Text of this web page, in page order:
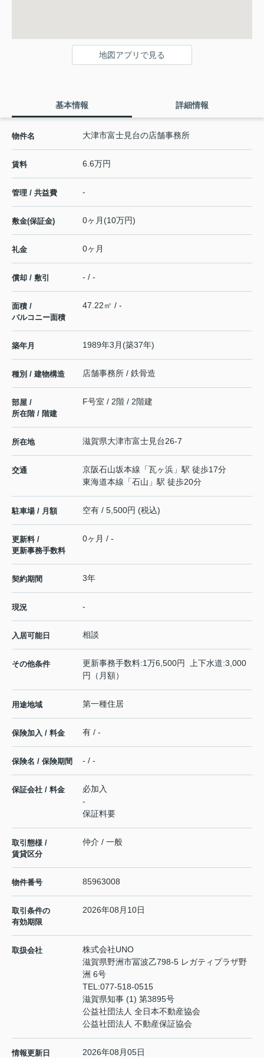
地図アプリで見る
基本情報 詳細情報
物件名 大津市富士見台の店舗事務所
賃料 6.6万円
管理 / 共益費 -
敷金(保証金) 0ヶ月(10万円)
礼金 0ヶ月
償却 / 敷引 - / -
面積 /
バルコニー面積
47.22㎡ / -
築年月 1989年3月(築37年)
種別 / 建物構造 店舗事務所 / 鉄骨造
部屋 /
所在階 / 階建
F号室 / 2階 / 2階建
所在地 滋賀県大津市富士見台26-7
交通 京阪石山坂本線 「瓦ヶ浜 」駅 徒歩17分
東海道本線 「石山 」駅 徒歩20分
駐車場 / 月額 空有 / 5,500円 (税込)
更新料 /
更新事務手数料
0ヶ月 / -
契約期間 3年
現況 -
入居可能日 相談
その他条件
更新事務手数料:1万6,500円 上下水道:3,000
円（月額）
用途地域 第一種住居
保険加入 / 料金 有 / -
保険名 / 保険期間 - / -
保証会社 / 料金
必加入
-
保証料要
取引態様 /
賃貸区分
仲介 / 一般
物件番号 85963008
取引条件の
有効期限
2026年08月10日
取扱会社
株式会社UNO
滋賀県野洲市冨波乙798-5 レガティプラザ野
洲 6号
TEL:077-518-0515
滋賀県知事 (1) 第3895号
公益社団法人 全日本不動産協会
公益社団法人 不動産保証協会
情報更新日 2026年08月05日